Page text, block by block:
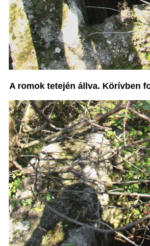
A romok tetején állva. Körívben